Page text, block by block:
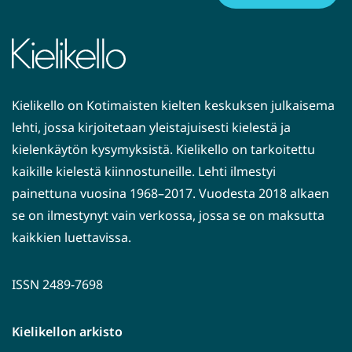
Kielikello on Kotimaisten kielten keskuksen julkaisema
lehti, jossa kirjoitetaan yleistajuisesti kielestä ja
kielenkäytön kysymyksistä. Kielikello on tarkoitettu
kaikille kielestä kiinnostuneille. Lehti ilmestyi
painettuna vuosina 1968–2017. Vuodesta 2018 alkaen
se on ilmestynyt vain verkossa, jossa se on maksutta
kaikkien luettavissa.
ISSN 2489-7698
Kielikellon arkisto